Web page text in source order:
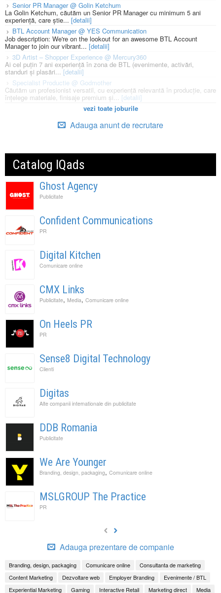
Senior PR Manager @ Golin Ketchum
La Golin Ketchum, căutăm un Senior PR Manager cu minimum 5 ani
experiență, care știe... [detalii]
BTL Account Manager @ YES Communication
Job description: We're on the lookout for an awesome BTL Account
Manager to join our vibrant... [detalii]
3D Artist – Shopper Experience @ Mercury360
Ai cel puțin 7 ani experiență în zona de BTL (evenimente, activări,
standuri și plasări...[detalii]
Specialist Productie @ Godmother
Căutăm un profesionist versatil, cu experiență relevantă în producție, care
înțelege materiale, finisaje premium și... [detalii]
vezi toate joburile
Adauga anunt de recrutare
Catalog IQads
Ghost Agency
Publicitate
Confident Communications
PR
Digital Kitchen
Comunicare online
CMX Links
Publicitate, Media, Comunicare online
On Heels PR
PR
Sense8 Digital Technology
Clienti
Digitas
Alte companii internationale din publicitate
DDB Romania
Publicitate
We Are Younger
Branding, design, packaging, Comunicare online
MSLGROUP The Practice
PR
Adauga prezentare de companie
Branding, design, packaging Comunicare online
Consultanta de marketing
Content Marketing
Dezvoltare web Employer Branding
Evenimente / BTL
Experiential Marketing
Gaming Interactive Retail Marketing direct Media